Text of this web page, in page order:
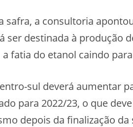
safra, a consultoria
ser destinada à produção
fatia do etanol caindo para
sul deverá aumentar
para 2022/23, o que
depois da finalização da